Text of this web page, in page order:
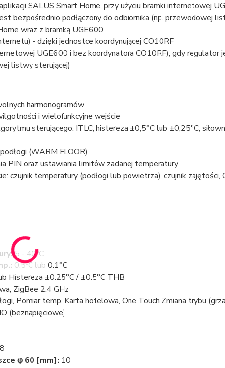
SALUS Smart Home, przy użyciu bramki internetowej
bezpośrednio podłączony do odbiornika (np. przewodowej
wraz z bramką UGE600
- dzięki jednostce koordynującej CO10RF
UGE600 i bez koordynatora CO10RF), gdy regulator
listwy sterującej)
harmonogramów
i wielofunkcyjne wejście
sterującego: ITLC, histereza ±0,5°C lub ±0,25°C,
(WARM FLOOR)
PIN oraz ustawiania limitów zadanej temperatury
czujnik temperatury (podłogi lub powietrza), czujnik zajętości,
5 - 40ºC
0.5ºC lub 0.1°C
Histereza ±0.25°C / ±0.5°C THB
ZigBee 2.4 GHz
Pomiar temp. Karta hotelowa, One Touch Zmiana trybu
(beznapięciowe)
φ 60 [mm]: 10